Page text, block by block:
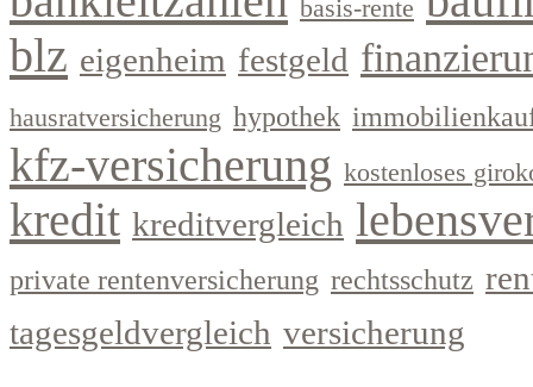
basis-rente
blz eigenheim festgeld
hausratversicherung hypothek
kfz-versicherung kostenloses
kredit kreditvergleich
private rentenversicherung rechtsschutz
tagesgeldvergleich versicherung